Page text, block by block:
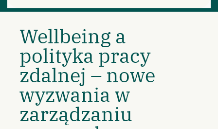
Wellbeing a
polityka pracy
zdalnej – nowe
wyzwania w
zarządzaniu